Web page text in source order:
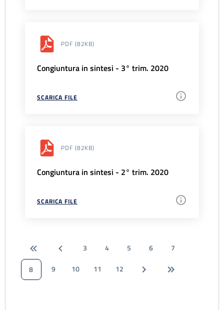
PDF (82KB)
Congiuntura in sintesi - 3° trim. 2020
SCARICA FILE
PDF (82KB)
Congiuntura in sintesi - 2° trim. 2020
SCARICA FILE
3 4 5 6
7
8
9 10 11 12